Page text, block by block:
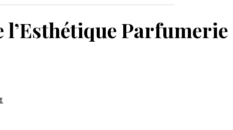
l’Esthétique Parfumerie